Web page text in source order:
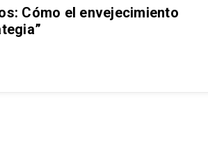
Cómo el envejecimiento